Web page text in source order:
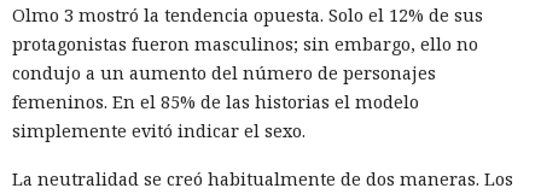
Olmo 3 mostró la tendencia opuesta. Solo el 12% de sus
protagonistas fueron masculinos; sin embargo, ello no
condujo a un aumento del número de personajes
femeninos. En el 85% de las historias el modelo
simplemente evitó indicar el sexo.
La neutralidad se creó habitualmente de dos maneras. Los